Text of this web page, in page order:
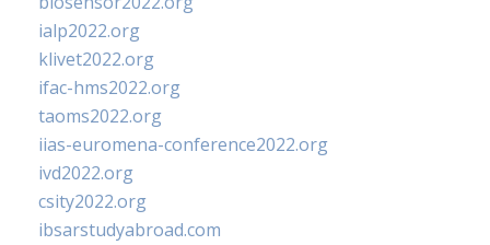
ialp2022.org
klivet2022.org
ifac-hms2022.org
taoms2022.org
iias-euromena-conference2022.org
ivd2022.org
csity2022.org
ibsarstudyabroad.com